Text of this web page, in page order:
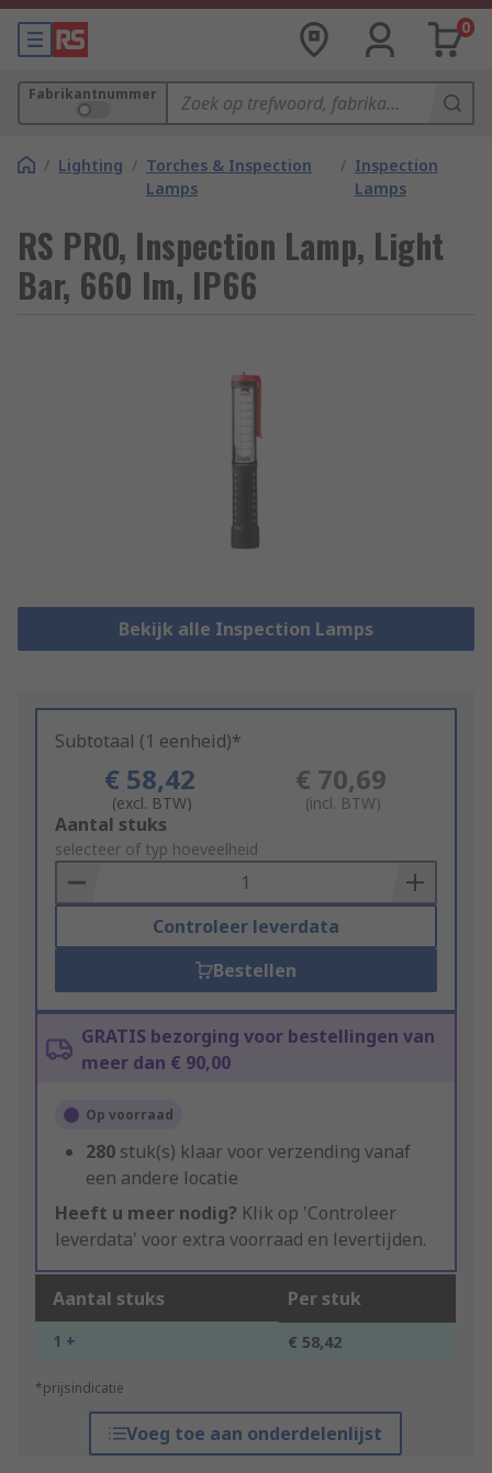
0
Fabrikantnummer
/ Lighting / Torches & Inspection
Lamps
/ Inspection
Lamps
RS PRO, Inspection Lamp, Light
Bar, 660 lm, IP66
Bekijk alle Inspection Lamps
Subtotaal (1 eenheid)*
€ 58,42
(excl. BTW)
€ 70,69
(incl. BTW)
Add
to
Basket
Aantal stuks
selecteer of typ hoeveelheid
Controleer leverdata
Bestellen
GRATIS bezorging voor bestellingen van
meer dan € 90,00
Op voorraad
280 stuk(s) klaar voor verzending vanaf
een andere locatie
Heeft u meer nodig? Klik op 'Controleer
leverdata' voor extra voorraad en levertijden.
Aantal stuks Per stuk
1 + € 58,42
*prijsindicatie
Voeg toe aan onderdelenlijst